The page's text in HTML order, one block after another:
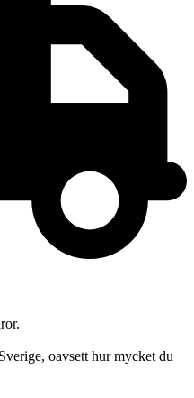
oavsett hur mycket du